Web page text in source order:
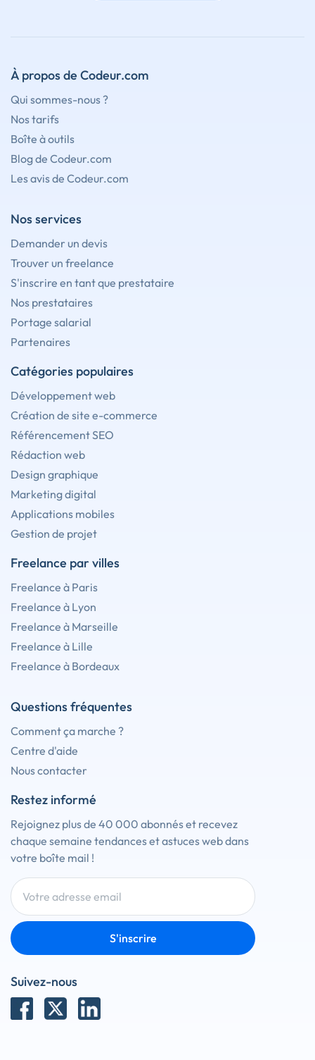
À propos de Codeur.com
Qui sommes-nous ?
Nos tarifs
Boîte à outils
Blog de Codeur.com
Les avis de Codeur.com
Nos services
Demander un devis
Trouver un freelance
S'inscrire en tant que prestataire
Nos prestataires
Portage salarial
Partenaires
Catégories populaires
Développement web
Création de site e-commerce
Référencement SEO
Rédaction web
Design graphique
Marketing digital
Applications mobiles
Gestion de projet
Freelance par villes
Freelance à Paris
Freelance à Lyon
Freelance à Marseille
Freelance à Lille
Freelance à Bordeaux
Questions fréquentes
Comment ça marche ?
Centre d'aide
Nous contacter
Restez informé
Rejoignez plus de 40 000 abonnés et recevez
chaque semaine tendances et astuces web dans
votre boîte mail !
S'inscrire
Suivez-nous